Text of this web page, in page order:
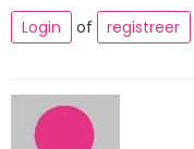
Login
of registreer